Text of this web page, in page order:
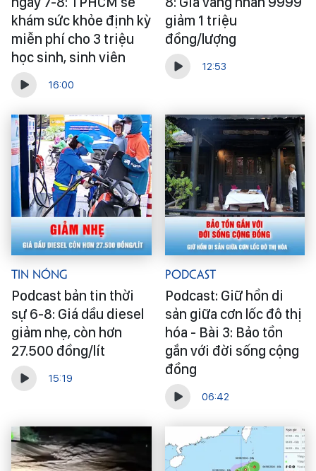
khám sức khỏe định kỳ
miễn phí cho 3 triệu
học sinh, sinh viên
16:00
giảm 1 triệu
đồng/lượng
12:53
Tin Nóng
Podcast bản tin thời
sự 6-8: Giá dầu diesel
giảm nhẹ, còn hơn
27.500 đồng/lít
15:19
Podcast
Podcast: Giữ hồn di
sản giữa cơn lốc đô thị
hóa - Bài 3: Bảo tồn
gắn với đời sống cộng
đồng
06:42